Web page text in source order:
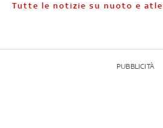
Tutte le notizie su nuoto e
PUBBLICITÀ